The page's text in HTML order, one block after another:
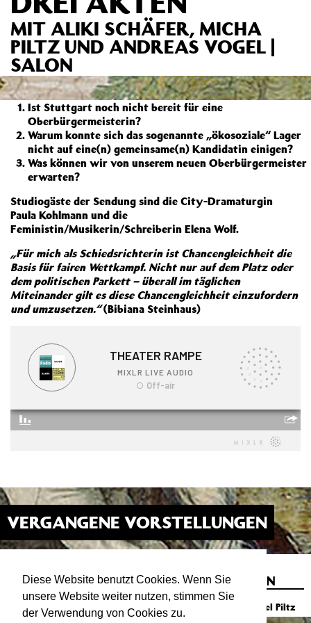
Diese Website benutzt Cookies. Wenn Sie
unsere Website weiter nutzen, stimmen Sie
der Verwendung von Cookies zu.
MIT ALIKI SCHÄFER, MICHA
PILTZ UND ANDREAS VOGEL |
SALON
Ist Stuttgart noch nicht bereit für eine
Oberbürgermeisterin?
Warum konnte sich das sogenannte „ökosoziale“ Lager
nicht auf eine(n) gemeinsame(n) Kandidatin einigen?
Was können wir von unserem neuen Oberbürgermeister
erwarten?
Studiogäste der Sendung sind die City-Dramaturgin
Paula Kohlmann und die
Feministin/Musikerin/Schreiberin Elena Wolf.
„Für mich als Schiedsrichterin ist Chancengleichheit die
Basis für fairen Wettkampf. Nicht nur auf dem Platz oder
dem politischen Parkett – überall im täglichen
Miteinander gilt es diese Chancengleichheit einzufordern
und umzusetzen.“(Bibiana Steinhaus)
VERGANGENE VORSTELLUNGEN
21:00
WAHLEN STUTTGART IN DREI AKTEN
IM WEBRADIO
Salon mit Aliki Schäfer, Andreas Vogel und Michael Piltz